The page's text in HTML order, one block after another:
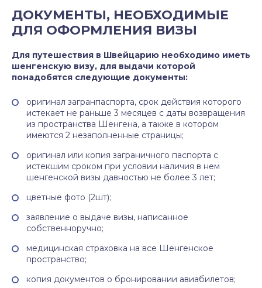
ДОКУМЕНТЫ, НЕОБХОДИМЫЕ
ДЛЯ ОФОРМЛЕНИЯ ВИЗЫ
Для путешествия в Швейцарию необходимо иметь
шенгенскую визу, для выдачи которой
понадобятся следующие документы:
оригинал загранпаспорта, срок действия которого
истекает не раньше 3 месяцев с даты возвращения
из пространства Шенгена, а также в котором
имеются 2 незаполненные страницы;
оригинал или копия заграничного паспорта с
истекшим сроком при условии наличия в нем
шенгенской визы давностью не более 3 лет;
цветные фото (2шт);
заявление о выдаче визы, написанное
собственноручно;
медицинская страховка на все Шенгенское
пространство;
копия документов о бронировании авиабилетов;